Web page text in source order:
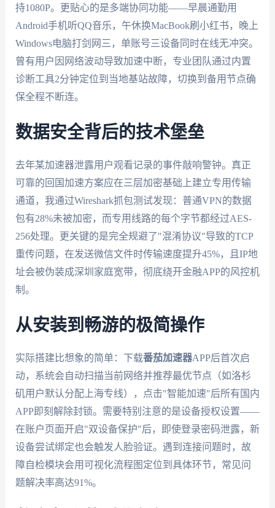
持1080P。更贴心的是多端协同功能——早晨通勤用
Android手机听QQ音乐，午休换MacBook刷小红书，晚上
Windows电脑打剑网三，单账号三设备同时在线无冲突。
曾有用户因网络波动导致加速中断，专业团队通过内置
诊断工具2分钟定位到当地基站故障，切换到备用节点确
保全程不断连。
数据安全背后的技术堡垒
去年某加速器泄露用户观看记录的事件敲响警钟。真正
可靠的回国加速方案应在三层加密基础上建立专用传输
通道，我通过Wireshark抓包测试发现：普通VPN的数据
包有28%未被加密，而专用线路的每个字节都经过AES-
256处理。更关键的是完全规避了"混淆协议"导致的TCP
重传问题，在发送微信文件时传输速度提升45%，且IP地
址会被伪装成深圳家庭宽带，彻底绕开金融APP的风控机
制。
从安装到畅游的极简操作
实际搭建比想象的简单：下载番茄加速器APP后首次启
动，系统会自动扫描当前网络并推荐最优节点（如洛杉
矶用户默认分配上海专线），点击"智能加速"后所有国内
APP即刻解除封锁。需要特别注意的是设备授权设置——
在账户页面开启"双设备保护"后，即使登录密码泄露，新
设备尝试绑定也会触发人脸验证。遇到连接问题时，故
障自检模块会用可视化流程图定位到具体环节，常见问
题解决率高达91%。